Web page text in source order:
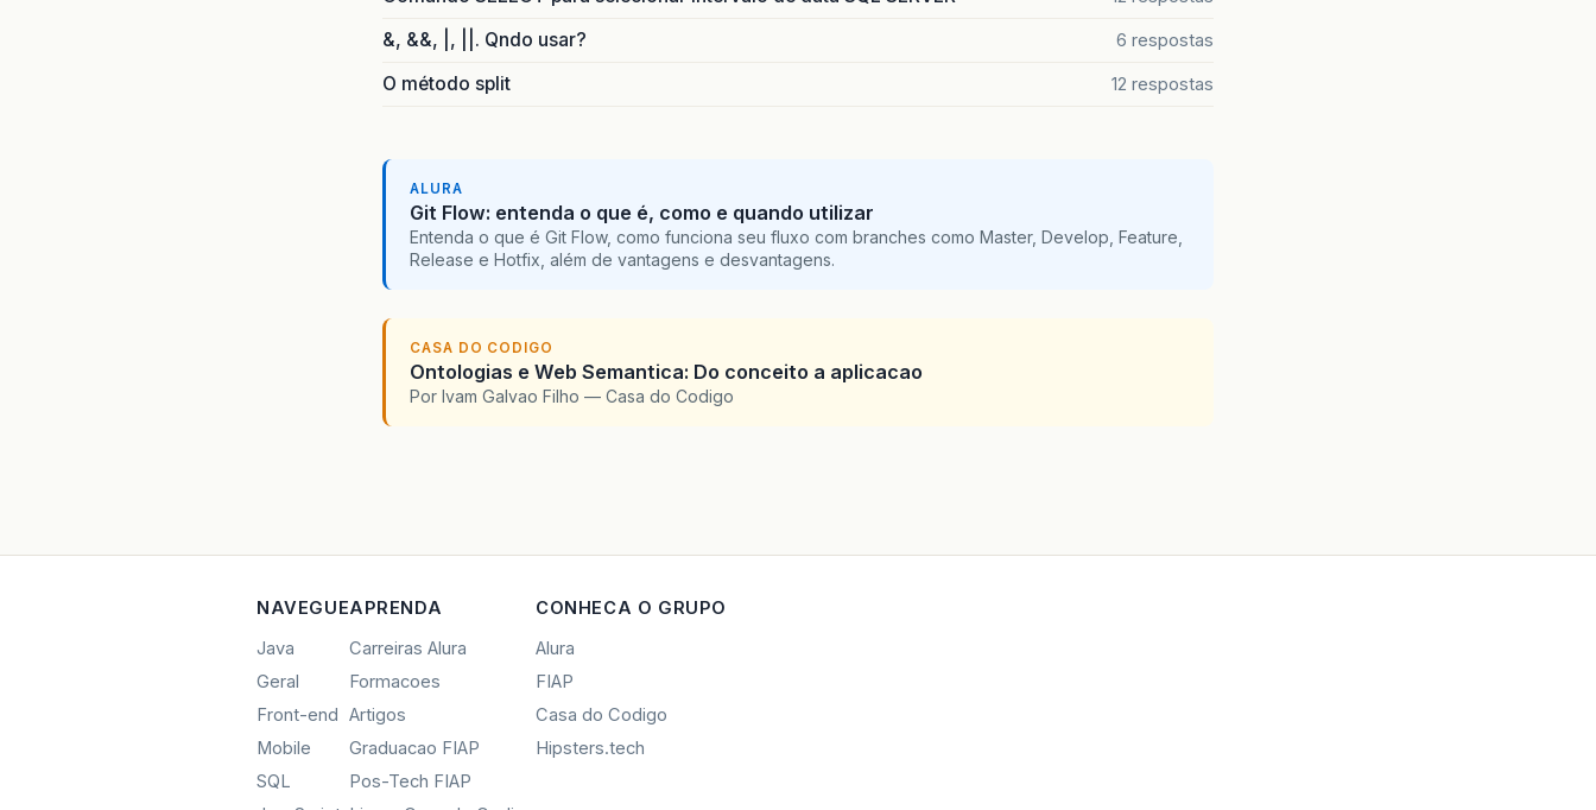
&, &&, |, ||. Qndo usar? 6 respostas
O método split 12 respostas
ALURA
Git Flow: entenda o que é, como e quando utilizar
Entenda o que é Git Flow, como funciona seu fluxo com branches como Master, Develop, Feature,
Release e Hotfix, além de vantagens e desvantagens.
CASA DO CODIGO
Ontologias e Web Semantica: Do conceito a aplicacao
Por Ivam Galvao Filho — Casa do Codigo
NAVEGUE
Java
Geral
Front-end
Mobile
SQL
APRENDA
Carreiras Alura
Formacoes
Artigos
Graduacao FIAP
Pos-Tech FIAP
CONHECA O GRUPO
Alura
FIAP
Casa do Codigo
Hipsters.tech